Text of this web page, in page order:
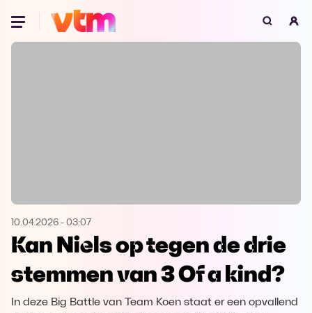
Oeps, browser niet ondersteund
Microsoft Edge Download
Opera Download
10.04.2026 - 03:07
Kan Niels op tegen de drie
stemmen van 3 Of a kind?
In deze Big Battle van Team Koen staat er een opvallend